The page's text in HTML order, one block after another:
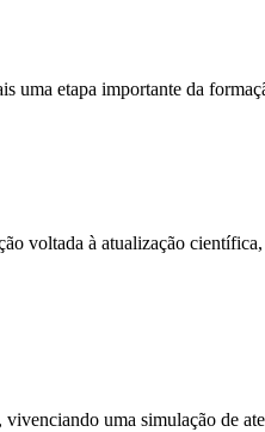
uma etapa importante da
voltada à atualização
uma simulação de